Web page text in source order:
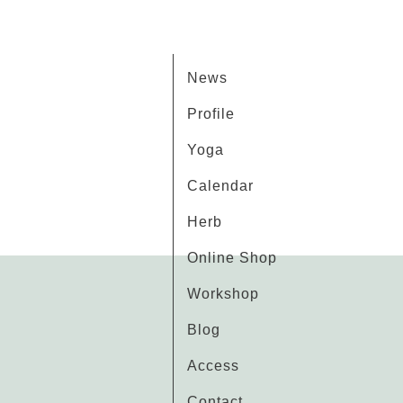
News
Profile
Yoga
Calendar
Herb
Online Shop
Workshop
Blog
Access